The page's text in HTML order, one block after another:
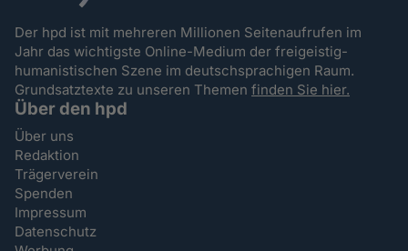
Der hpd ist mit mehreren Millionen Seitenaufrufen im
Jahr das wichtigste Online-Medium der freigeistig-
humanistischen Szene im deutschsprachigen Raum.
Grundsatztexte zu unseren Themenfinden Sie hier.
Über den hpd
Über uns
Redaktion
Trägerverein
Spenden
Impressum
Datenschutz